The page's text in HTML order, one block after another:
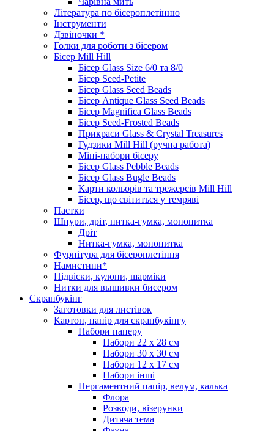
Література по бісероплетінню
Інструменти
Дзвіночки *
Голки для роботи з бісером
Бісер Mill Hill
Бісер Glass Size 6/0 та 8/0
Бісер Seed-Petite
Бісер Glass Seed Beads
Бісер Antique Glass Seed Beads
Бісер Magnifica Glass Beads
Бісер Seed-Frosted Beads
Прикраси Glass & Crystal Treasures
Гудзики Mill Hill (ручна работа)
Міні-набори бісеру
Бісер Glass Pebble Beads
Бісер Glass Bugle Beads
Карти кольорів та трежерсів Mill Hill
Бісер, що світиться у темряві
Паєтки
Шнури, дріт, нитка-гумка, мононитка
Дріт
Нитка-гумка, мононитка
Фурнітура для бісероплетіння
Намистини*
Підвіски, кулони, шарміки
Нитки для вышивки бисером
Скрапбукінг
Заготовки для листівок
Картон, папір для скрапбукінгу
Набори паперу
Набори 22 х 28 см
Набори 30 х 30 см
Набори 12 х 17 см
Набори інші
Пергаментний папір, велум, калька
Флора
Розводи, візерунки
Дитяча тема